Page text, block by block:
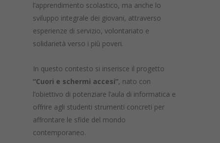
l’apprendimento scolastico, ma anche lo
sviluppo integrale dei giovani, attraverso
esperienze di servizio, volontariato e
solidarietà verso i più poveri.
In questo contesto si inserisce il progetto
“Cuori e schermi accesi”, nato con
l’obiettivo di potenziare l’aula di informatica e
offrire agli studenti strumenti concreti per
affrontare le sfide del mondo
contemporaneo.